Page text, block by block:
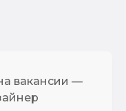
вакансии —